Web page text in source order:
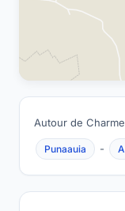
Autour de
Punaauia -